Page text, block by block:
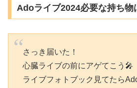
Adoライブ2024必要な持ち物
さっき届いた！
心臓ライブの前にアゲてこう🎤
ライブフォトブック見てたら